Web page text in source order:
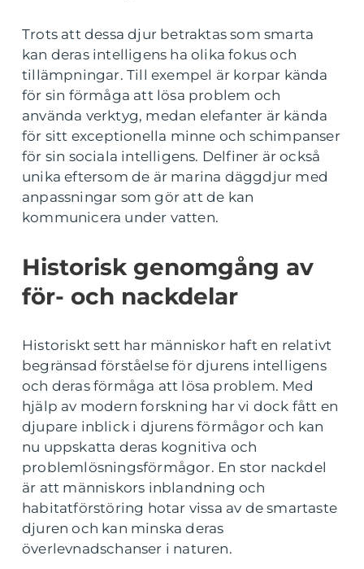
Trots att dessa djur betraktas som smarta
kan deras intelligens ha olika fokus och
tillämpningar. Till exempel är korpar kända
för sin förmåga att lösa problem och
använda verktyg, medan elefanter är kända
för sitt exceptionella minne och schimpanser
för sin sociala intelligens. Delfiner är också
unika eftersom de är marina däggdjur med
anpassningar som gör att de kan
kommunicera under vatten.
Historisk genomgång av
för- och nackdelar
Historiskt sett har människor haft en relativt
begränsad förståelse för djurens intelligens
och deras förmåga att lösa problem. Med
hjälp av modern forskning har vi dock fått en
djupare inblick i djurens förmågor och kan
nu uppskatta deras kognitiva och
problemlösningsförmågor. En stor nackdel
är att människors inblandning och
habitatförstöring hotar vissa av de smartaste
djuren och kan minska deras
överlevnadschanser i naturen.